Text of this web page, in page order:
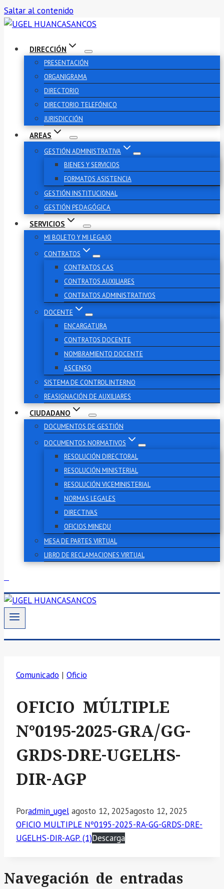
Saltar al contenido
DIRECCIÓN
PRESENTACIÓN
ORGANIGRAMA
DIRECTORIO
DIRECTORIO TELEFÓNICO
JURISDICCIÓN
AREAS
GESTIÓN ADMINISTRATIVA
BIENES Y SERVICIOS
FORMATOS ASISTENCIA
GESTIÓN INSTITUCIONAL
GESTIÓN PEDAGÓGICA
SERVICIOS
MI BOLETO Y MI LEGAJO
CONTRATOS
CONTRATOS CAS
CONTRATOS AUXILIARES
CONTRATOS ADMINISTRATIVOS
DOCENTE
ENCARGATURA
CONTRATOS DOCENTE
NOMBRAMIENTO DOCENTE
ASCENSO
SISTEMA DE CONTROL INTERNO
REASIGNACIÓN DE AUXILIARES
CIUDADANO
DOCUMENTOS DE GESTIÓN
DOCUMENTOS NORMATIVOS
RESOLUCIÓN DIRECTORAL
RESOLUCIÓN MINISTERIAL
RESOLUCIÓN VICEMINISTERIAL
NORMAS LEGALES
DIRECTIVAS
OFICIOS MINEDU
MESA DE PARTES VIRTUAL
LIBRO DE RECLAMACIONES VIRTUAL
Comunicado | Oficio
OFICIO MÚLTIPLE
N°0195-2025-GRA/GG-
GRDS-DRE-UGELHS-
DIR-AGP
Poradmin_ugel agosto 12, 2025agosto 12, 2025
OFICIO MULTIPLE Nº0195-2025-RA-GG-GRDS-DRE-
UGELHS-DIR-AGP. (1)Descarga
Navegación de entradas